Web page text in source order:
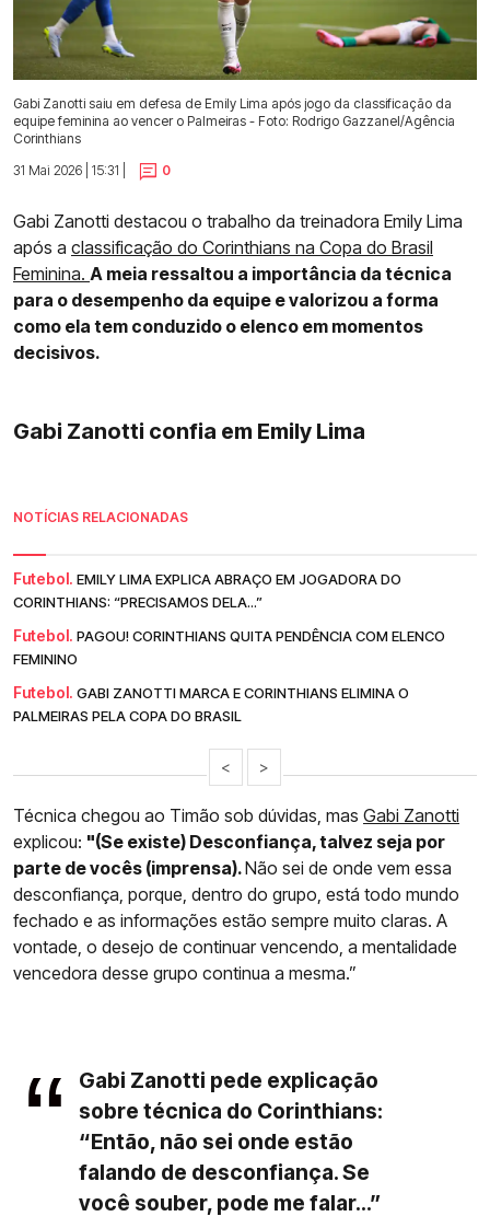
Gabi Zanotti saiu em defesa de Emily Lima após jogo da classificação da
equipe feminina ao vencer o Palmeiras - Foto: Rodrigo Gazzanel/Agência
Corinthians
31 Mai 2026 | 15:31 |
0
Gabi Zanotti destacou o trabalho da treinadora Emily Lima
após a classificação do Corinthians na Copa do Brasil
Feminina. A meia ressaltou a importância da técnica
para o desempenho da equipe e valorizou a forma
como ela tem conduzido o elenco em momentos
decisivos.
Gabi Zanotti confia em Emily Lima
NOTÍCIAS RELACIONADAS
Futebol. EMILY LIMA EXPLICA ABRAÇO EM JOGADORA DO
CORINTHIANS: “PRECISAMOS DELA...”
Futebol. PAGOU! CORINTHIANS QUITA PENDÊNCIA COM ELENCO
FEMININO
Futebol. GABI ZANOTTI MARCA E CORINTHIANS ELIMINA O
PALMEIRAS PELA COPA DO BRASIL
< >
Técnica chegou ao Timão sob dúvidas, mas Gabi Zanotti
explicou: "(Se existe) Desconfiança, talvez seja por
parte de vocês (imprensa).Não sei de onde vem essa
desconfiança, porque, dentro do grupo, está todo mundo
fechado e as informações estão sempre muito claras. A
vontade, o desejo de continuar vencendo, a mentalidade
vencedora desse grupo continua a mesma.”
Gabi Zanotti pede explicação
sobre técnica do Corinthians:
“Então, não sei onde estão
falando de desconfiança. Se
você souber, pode me falar...”